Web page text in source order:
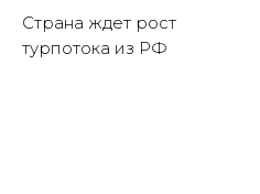
Страна ждет рост
турпотока из РФ